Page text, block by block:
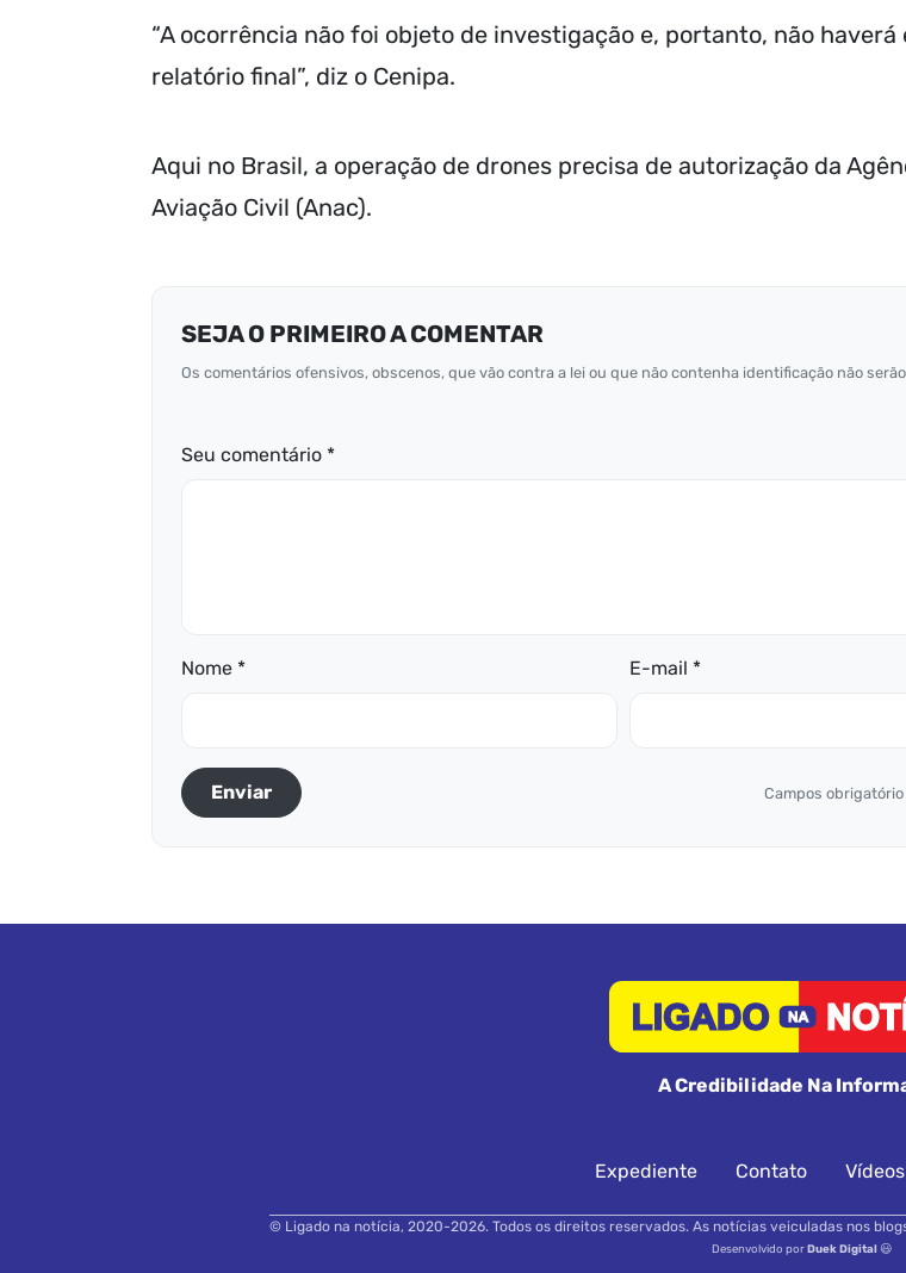
“A ocorrência não foi objeto de investigação e, portanto, não haverá
relatório final”, diz o Cenipa.
Aqui no Brasil, a operação de drones precisa de autorização da
Aviação Civil (Anac).
SEJA O PRIMEIRO A COMENTAR
Os comentários ofensivos, obscenos, que vão contra a lei ou que não contenha identificação não
Seu comentário *
Nome * E-mail *
Enviar Campos
A Credibilidade Na
Expediente Contato Vídeos
© Ligado na notícia, 2020-2026. Todos os direitos reservados. As notícias veiculadas nos
Desenvolvido porDuek Digital😃